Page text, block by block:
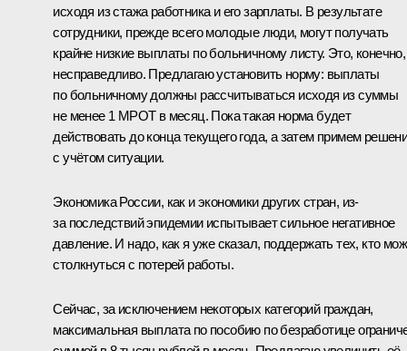
исходя из стажа работника и его зарплаты. В результате
сотрудники, прежде всего молодые люди, могут получать
крайне низкие выплаты по больничному листу. Это, конечно,
несправедливо. Предлагаю установить норму: выплаты
по больничному должны рассчитываться исходя из суммы
не менее 1 МРОТ в месяц. Пока такая норма будет
действовать до конца текущего года, а затем примем
с учётом ситуации.
Экономика России, как и экономики других стран, из-
за последствий эпидемии испытывает сильное негативное
давление. И надо, как я уже сказал, поддержать тех, кто
столкнуться с потерей работы.
Сейчас, за исключением некоторых категорий граждан,
максимальная выплата по пособию по безработице